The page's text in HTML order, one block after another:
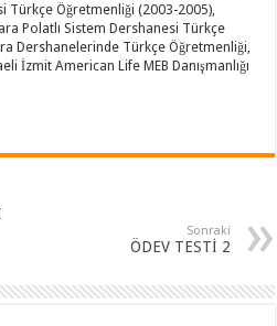
Türkçe Öğretmenliği (2003-2005),
Polatlı Sistem Dershanesi Türkçe
Dershanelerinde Türkçe Öğretmenliği,
İzmit American Life MEB Danışmanlığı
Sonraki
ÖDEV TESTİ 2